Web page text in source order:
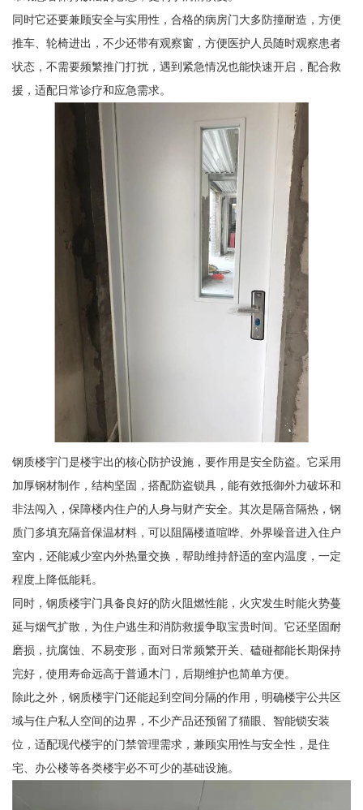
同时它还要兼顾安全与实用性，合格的病房门大多防撞耐造，方便
推车、轮椅进出，不少还带有观察窗，方便医护人员随时观察患者
状态，不需要频繁推门打扰，遇到紧急情况也能快速开启，配合救
援，适配日常诊疗和应急需求。
钢质楼宇门是楼宇出的核心防护设施，要作用是安全防盗。它采用
加厚钢材制作，结构坚固，搭配防盗锁具，能有效抵御外力破坏和
非法闯入，保障楼内住户的人身与财产安全。其次是隔音隔热，钢
质门多填充隔音保温材料，可以阻隔楼道喧哗、外界噪音进入住户
室内，还能减少室内外热量交换，帮助维持舒适的室内温度，一定
程度上降低能耗。
同时，钢质楼宇门具备良好的防火阻燃性能，火灾发生时能火势蔓
延与烟气扩散，为住户逃生和消防救援争取宝贵时间。它还坚固耐
磨损，抗腐蚀、不易变形，面对日常频繁开关、磕碰都能长期保持
完好，使用寿命远高于普通木门，后期维护也简单方便。
除此之外，钢质楼宇门还能起到空间分隔的作用，明确楼宇公共区
域与住户私人空间的边界，不少产品还预留了猫眼、智能锁安装
位，适配现代楼宇的门禁管理需求，兼顾实用性与安全性，是住
宅、办公楼等各类楼宇必不可少的基础设施。